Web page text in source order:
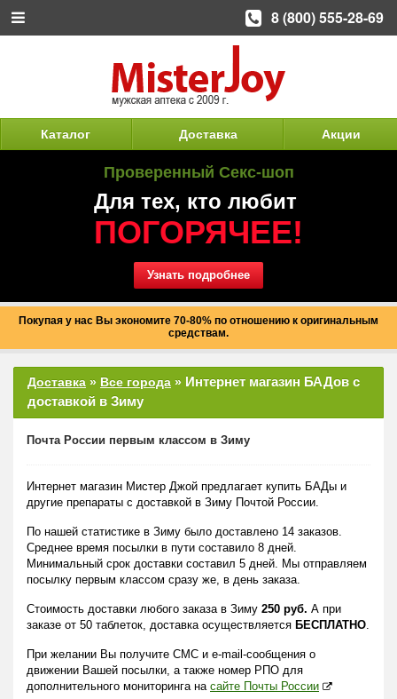
Каталог Доставка Акции
Проверенный Секс-шоп
Для тех, кто любит
ПОГОРЯЧЕЕ!
Узнать подробнее
Покупая у нас Вы экономите 70-80% по отношению к оригинальным
средствам.
Доставка » Все города » Интернет магазин БАДов с
доставкой в Зиму
Почта России первым классом в Зиму
Интернет магазин Мистер Джой предлагает купить БАДы и
другие препараты с доставкой в Зиму Почтой России.
По нашей статистике в Зиму было доставлено 14 заказов.
Среднее время посылки в пути составило 8 дней.
Минимальный срок доставки составил 5 дней. Мы отправляем
посылку первым классом сразу же, в день заказа.
Стоимость доставки любого заказа в Зиму 250 руб. А при
заказе от 50 таблеток, доставка осуществляется БЕСПЛАТНО.
При желании Вы получите СМС и e-mail-сообщения о
движении Вашей посылки, а также номер РПО для
дополнительного мониторинга на сайте Почты России
8 (800) 555-28-69